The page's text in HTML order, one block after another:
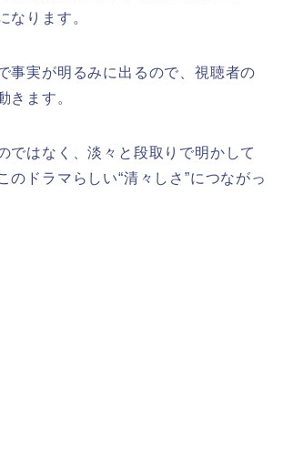
なります。
事実が明るみに出るので、視聴者の
きます。
ではなく、淡々と段取りで明かして
のドラマらしい“清々しさ”につながっ